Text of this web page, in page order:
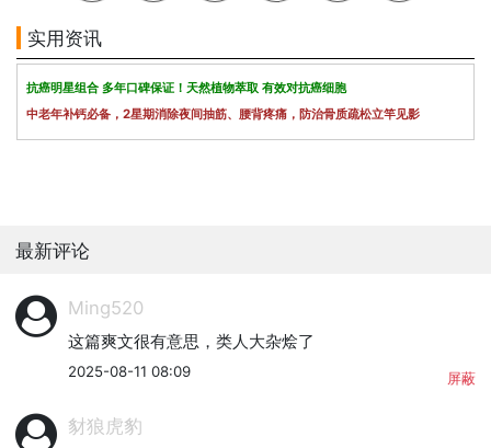
实用资讯
抗癌明星组合 多年口碑保证！天然植物萃取 有效对抗癌细胞
中老年补钙必备，2星期消除夜间抽筋、腰背疼痛，防治骨质疏松立竿见影
最新评论
Ming520
这篇爽文很有意思，类人大杂烩了
2025-08-11 08:09 屏蔽
豺狼虎豹